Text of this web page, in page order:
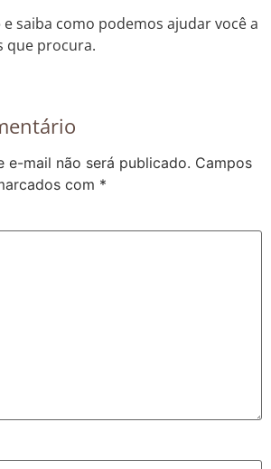
e saiba como podemos ajudar você a
que procura.
e-mail não será publicado. Campos
com *